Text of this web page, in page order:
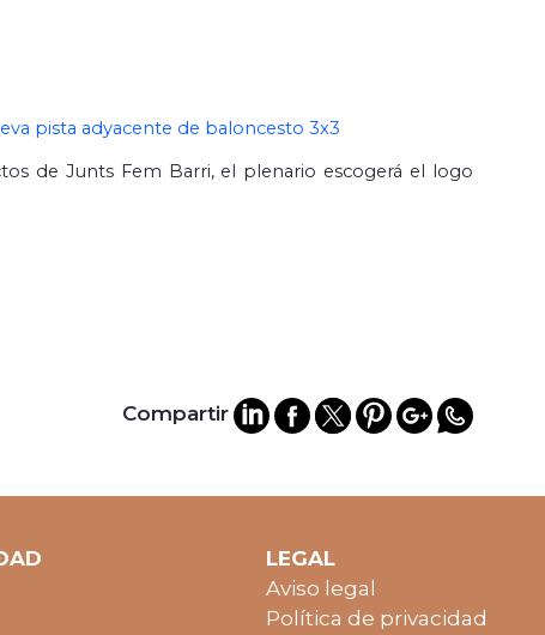
pista adyacente de baloncesto 3x3
de Junts Fem Barri, el plenario escogerá el logo
Compartir
LEGAL
Aviso legal
Política de privacidad